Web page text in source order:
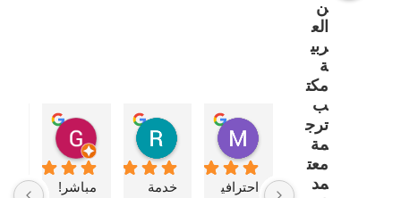
ن
الع
ربي
ة
مكت
ب
ترج
مة
معت
مد
Meshari Alqahtani
احترافي
ROMAN T. CO
مباشر!